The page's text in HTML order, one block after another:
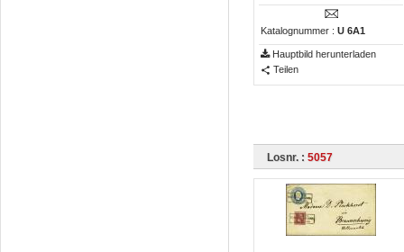
Katalognummer : U 6A1
Hauptbild herunterladen
Teilen
Losnr. : 5057